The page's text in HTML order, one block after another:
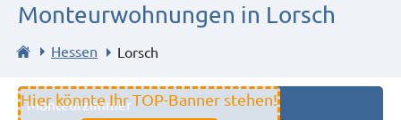
Monteurwohnungen in Lorsch
Hessen Lorsch
Hier könnte Ihr TOP-Banner stehen!
Monteurzimmer